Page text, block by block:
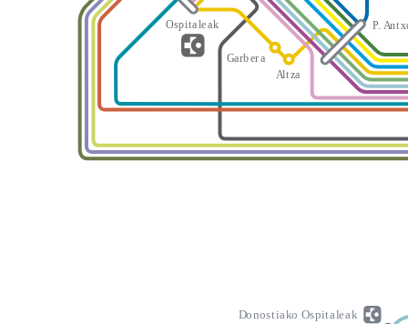
Altza
Garbera
P Antx
Ospitaleak
Donostiako Ospitaleak